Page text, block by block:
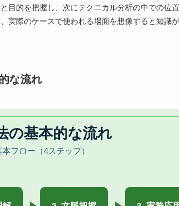
目的を把握し、次にテクニカル分析の中での位
実際のケースで使われる場面を想像すると知識が
な流れ